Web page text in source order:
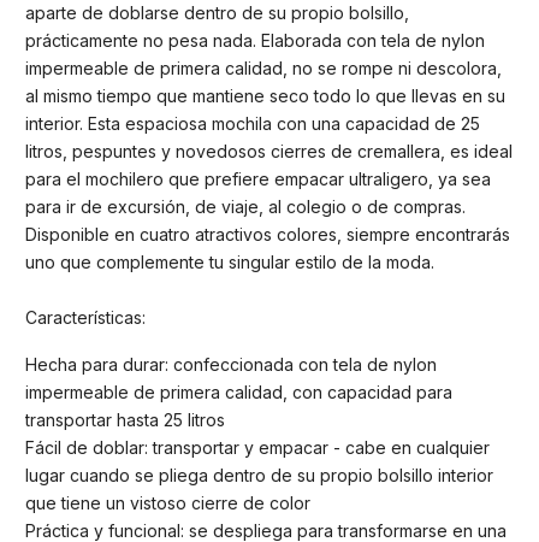
aparte de doblarse dentro de su propio bolsillo,
prácticamente no pesa nada. Elaborada con tela de nylon
impermeable de primera calidad, no se rompe ni descolora,
al mismo tiempo que mantiene seco todo lo que llevas en su
interior. Esta espaciosa mochila con una capacidad de 25
litros, pespuntes y novedosos cierres de cremallera, es ideal
para el mochilero que prefiere empacar ultraligero, ya sea
para ir de excursión, de viaje, al colegio o de compras.
Disponible en cuatro atractivos colores, siempre encontrarás
uno que complemente tu singular estilo de la moda.
Características:
Hecha para durar: confeccionada con tela de nylon
impermeable de primera calidad, con capacidad para
transportar hasta 25 litros
Fácil de doblar: transportar y empacar - cabe en cualquier
lugar cuando se pliega dentro de su propio bolsillo interior
que tiene un vistoso cierre de color
Práctica y funcional: se despliega para transformarse en una